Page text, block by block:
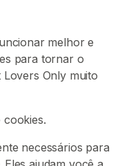
melhor e
para tornar o
Only muito
cookies.
necessários para